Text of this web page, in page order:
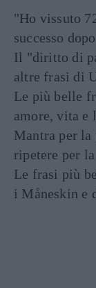
"Ho vissuto
successo
Il "diritto di
altre frasi di
Le più belle
amore, vita e
Mantra per
ripetere per
Le frasi più
i Måneskin e